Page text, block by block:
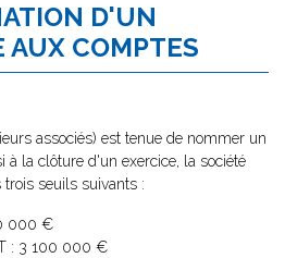
D'UN
AUX COMPTES
associés) est tenue de nommer un
à la clôture d'un exercice, la société
seuils suivants :
000 €
: 3 100 000 €